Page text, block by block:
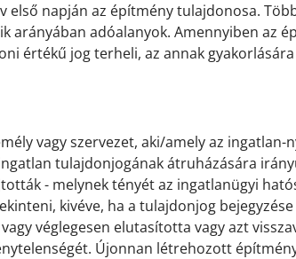
első napján az építmény tulajdonosa.
arányában adóalanyok. Amennyiben az
értékű jog terheli, az annak
vagy szervezet, aki/amely az ingatlan-
tulajdonjogának átruházására
- melynek tényét az ingatlanügyi
kivéve, ha a tulajdonjog
véglegesen elutasította vagy azt
Újonnan létrehozott